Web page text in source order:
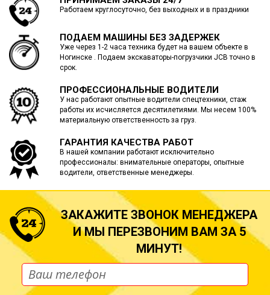
Работаем круглосуточно, без выходных и в праздники
ПОДАЕМ МАШИНЫ БЕЗ ЗАДЕРЖЕК
Уже через 1-2 часа техника будет на вашем объекте в
Ногинске . Подаем экскаваторы-погрузчики JCB точно в
срок.
ПРОФЕССИОНАЛЬНЫЕ ВОДИТЕЛИ
У нас работают опытные водители спецтехники, стаж
работы их исчисляется десятилетиями. Мы несем 100%
материальную ответственность за груз.
ГАРАНТИЯ КАЧЕСТВА РАБОТ
В нашей компании работают исключительно
профессионалы: внимательные операторы, опытные
водители, ответственные менеджеры.
ЗАКАЖИТЕ ЗВОНОК МЕНЕДЖЕРА
И МЫ ПЕРЕЗВОНИМ ВАМ ЗА 5
МИНУТ!